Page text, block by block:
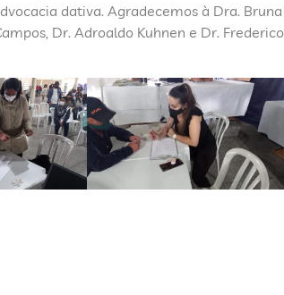
dativa. Agradecemos à Dra. Bruna
Dr. Adroaldo Kuhnen e Dr. Frederico